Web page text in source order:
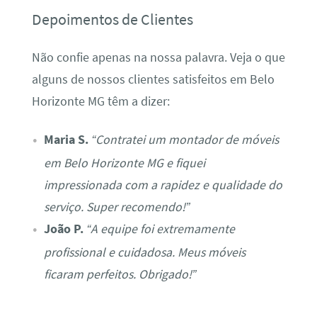
Depoimentos de Clientes
Não confie apenas na nossa palavra. Veja o que
alguns de nossos clientes satisfeitos em Belo
Horizonte MG têm a dizer:
Maria S. “Contratei um montador de móveis
em Belo Horizonte MG e fiquei
impressionada com a rapidez e qualidade do
serviço. Super recomendo!”
João P. “A equipe foi extremamente
profissional e cuidadosa. Meus móveis
ficaram perfeitos. Obrigado!”